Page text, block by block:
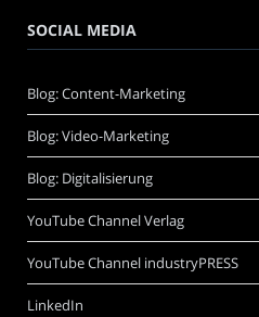
SOCIAL MEDIA
Blog: Content-Marketing
Blog: Video-Marketing
Blog: Digitalisierung
YouTube Channel Verlag
YouTube Channel industryPRESS
LinkedIn